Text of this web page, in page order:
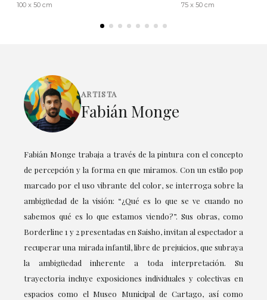
100 x 50 cm 75 x 50 cm
ARTISTA
Fabián Monge
Fabián Monge trabaja a través de la pintura con el concepto
de percepción y la forma en que miramos. Con un estilo pop
marcado por el uso vibrante del color, se interroga sobre la
ambigüedad de la visión: “¿Qué es lo que se ve cuando no
sabemos qué es lo que estamos viendo?”. Sus obras, como
Borderline 1 y 2 presentadas en Saisho, invitan al espectador a
recuperar una mirada infantil, libre de prejuicios, que subraya
la ambigüedad inherente a toda interpretación. Su
trayectoria incluye exposiciones individuales y colectivas en
espacios como el Museo Municipal de Cartago, así como